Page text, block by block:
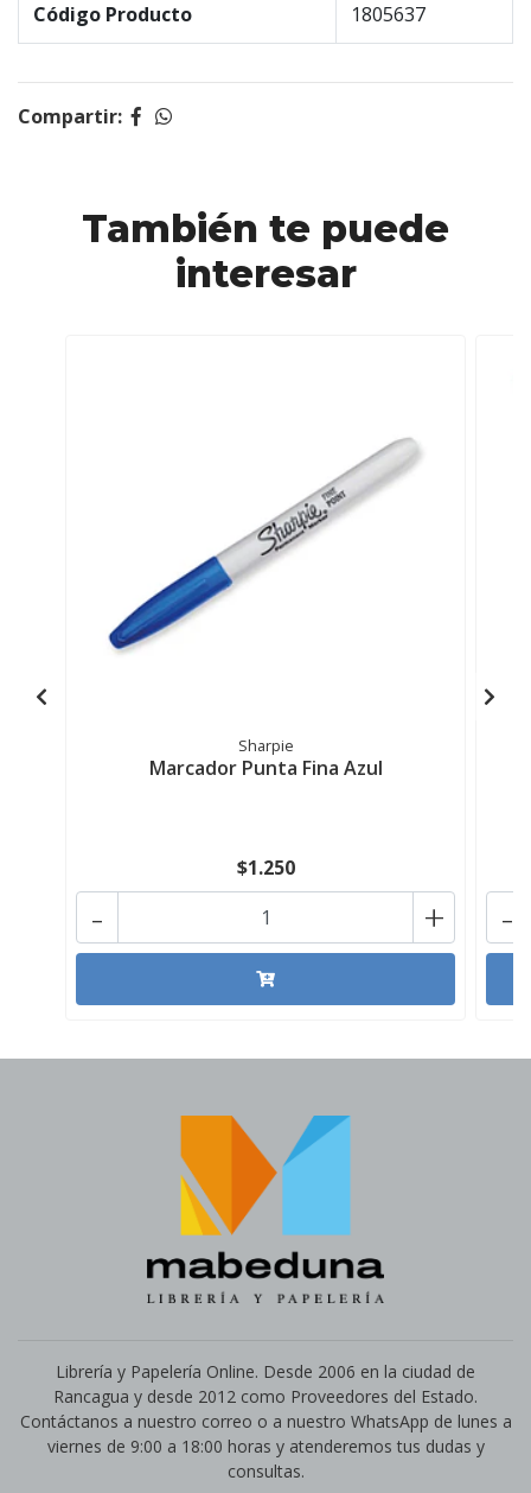
Código Producto 1805637
Compartir:
También te puede
interesar
Sharpie
Marcador Punta Fina Azul
$1.250
+
- -
Librería y Papelería Online. Desde 2006 en la ciudad de
Rancagua y desde 2012 como Proveedores del Estado.
Contáctanos a nuestro correo o a nuestro WhatsApp de lunes a
viernes de 9:00 a 18:00 horas y atenderemos tus dudas y
consultas.